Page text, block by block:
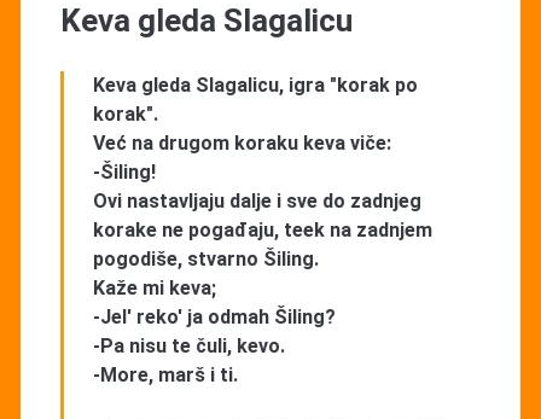
Keva gleda Slagalicu
Keva gleda Slagalicu, igra "korak po
korak".
Već na drugom koraku keva viče:
-Šiling!
Ovi nastavljaju dalje i sve do zadnjeg
korake ne pogađaju, teek na zadnjem
pogodiše, stvarno Šiling.
Kaže mi keva;
-Jel' reko' ja odmah Šiling?
-Pa nisu te čuli, kevo.
-More, marš i ti.